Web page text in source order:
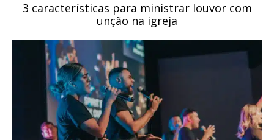
3 características para ministrar louvor com
unção na igreja